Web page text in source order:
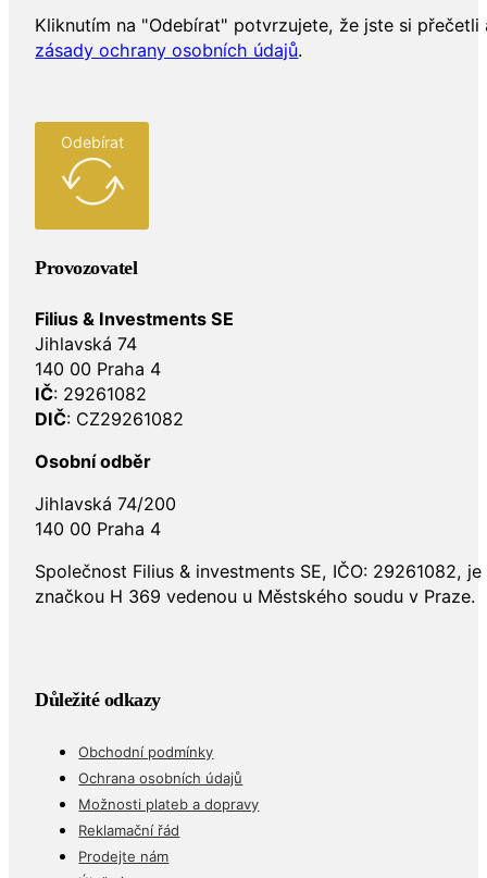
Kliknutím na "Odebírat" potvrzujete, že jste si přečetli
zásady ochrany osobních údajů.
Odebírat
Provozovatel
Filius & Investments SE
Jihlavská 74
140 00 Praha 4
IČ: 29261082
DIČ: CZ29261082
Osobní odběr
Jihlavská 74/200
140 00 Praha 4
Společnost Filius & investments SE, IČO: 29261082,
značkou H 369 vedenou u Městského soudu v Praze.
Důležité odkazy
Obchodní podmínky
Ochrana osobních údajů
Možnosti plateb a dopravy
Reklamační řád
Prodejte nám